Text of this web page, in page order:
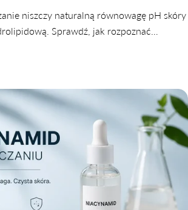
niszczy naturalną równowagę pH skóry
Sprawdź, jak rozpoznać